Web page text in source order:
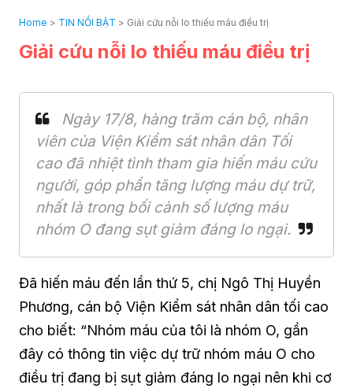
Home > TIN NỔI BẬT > Giải cứu nỗi lo thiếu máu điều trị
Giải cứu nỗi lo thiếu máu điều trị
Ngày 17/8, hàng trăm cán bộ, nhân
viên của Viện Kiểm sát nhân dân Tối
cao đã nhiệt tình tham gia hiến máu cứu
người, góp phần tăng lượng máu dự trữ,
nhất là trong bối cảnh số lượng máu
nhóm O đang sụt giảm đáng lo ngại.
Đã hiến máu đến lần thứ 5, chị Ngô Thị Huyền
Phương, cán bộ Viện Kiểm sát nhân dân tối cao
cho biết: “Nhóm máu của tôi là nhóm O, gần
đây có thông tin việc dự trữ nhóm máu O cho
điều trị đang bị sụt giảm đáng lo ngại nên khi cơ